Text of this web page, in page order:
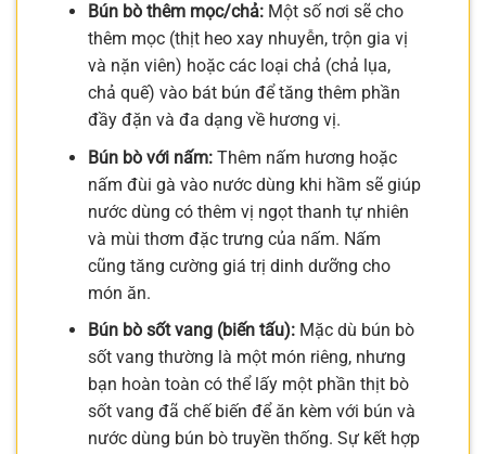
Bún bò thêm mọc/chả:Một số nơi sẽ cho
thêm mọc (thịt heo xay nhuyễn, trộn gia vị
và nặn viên) hoặc các loại chả (chả lụa,
chả quế) vào bát bún để tăng thêm phần
đầy đặn và đa dạng về hương vị.
Bún bò với nấm:Thêm nấm hương hoặc
nấm đùi gà vào nước dùng khi hầm sẽ giúp
nước dùng có thêm vị ngọt thanh tự nhiên
và mùi thơm đặc trưng của nấm. Nấm
cũng tăng cường giá trị dinh dưỡng cho
món ăn.
Bún bò sốt vang (biến tấu):Mặc dù bún bò
sốt vang thường là một món riêng, nhưng
bạn hoàn toàn có thể lấy một phần thịt bò
sốt vang đã chế biến để ăn kèm với bún và
nước dùng bún bò truyền thống. Sự kết hợp